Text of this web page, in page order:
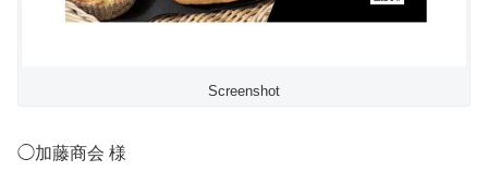
Screenshot
◯加藤商会 様